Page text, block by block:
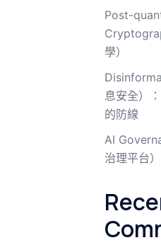
Post-
學）
息安全）
的防線
AI
治理平台）